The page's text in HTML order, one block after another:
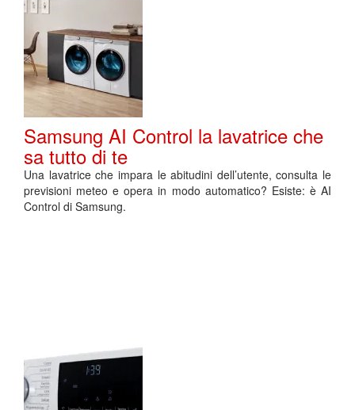
Samsung AI Control la lavatrice che
sa tutto di te
Una lavatrice che impara le abitudini dell’utente, consulta le
previsioni meteo e opera in modo automatico? Esiste: è AI
Control di Samsung.